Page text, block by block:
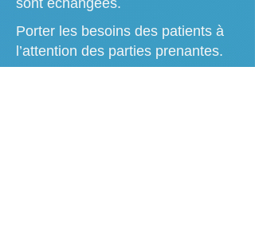
sont échangées.
Porter les besoins des patients à
l’attention des parties prenantes.